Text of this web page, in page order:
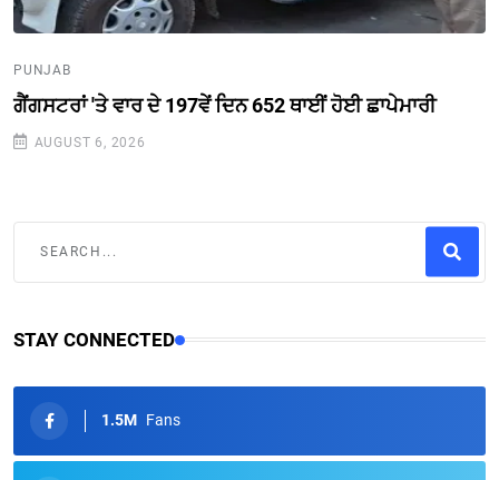
PUNJAB
ਗੈਂਗਸਟਰਾਂ 'ਤੇ ਵਾਰ ਦੇ 197ਵੇਂ ਦਿਨ 652 ਥਾਈਂ ਹੋਈ ਛਾਪੇਮਾਰੀ
AUGUST 6, 2026
STAY CONNECTED
1.5M Fans